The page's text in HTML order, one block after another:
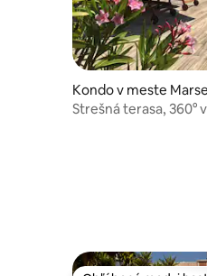
Kondo v meste
Strešná terasa, 360°